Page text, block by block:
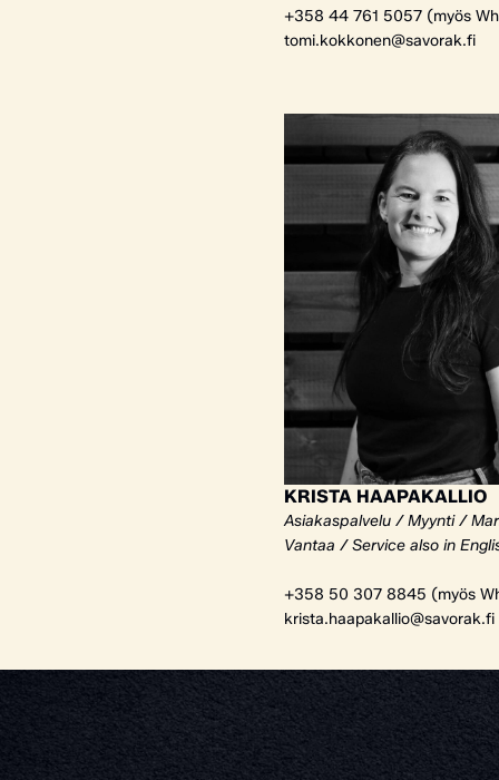
+358 44 761 5057 (myös
tomi.kokkonen@savorak.fi
KRISTA HAAPAKALLIO
Asiakaspalvelu / Myynti /
Vantaa / Service also in
+358 50 307 8845 (myös
krista.haapakallio@savorak.fi